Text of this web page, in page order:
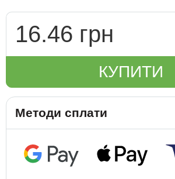
16.46 грн
КУПИТИ
Методи сплати